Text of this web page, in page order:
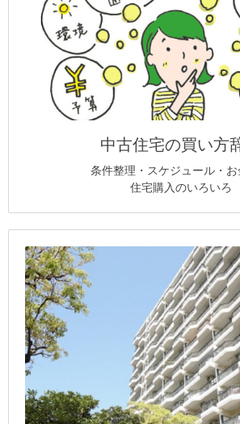
中古住宅の買い方
条件整理・スケジュール・
住宅購入のいろいろ